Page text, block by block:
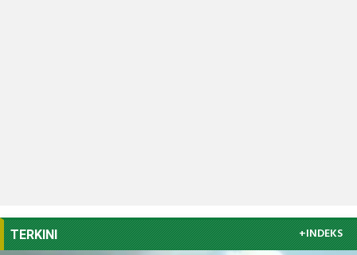
TERKINI +INDEKS